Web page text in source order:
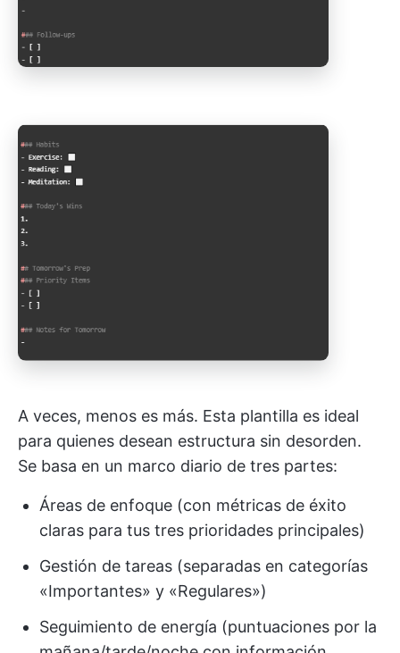
A veces, menos es más. Esta plantilla es ideal
para quienes desean estructura sin desorden.
Se basa en un marco diario de tres partes:
Áreas de enfoque (con métricas de éxito
claras para tus tres prioridades principales)
Gestión de tareas (separadas en categorías
«Importantes» y «Regulares»)
Seguimiento de energía (puntuaciones por la